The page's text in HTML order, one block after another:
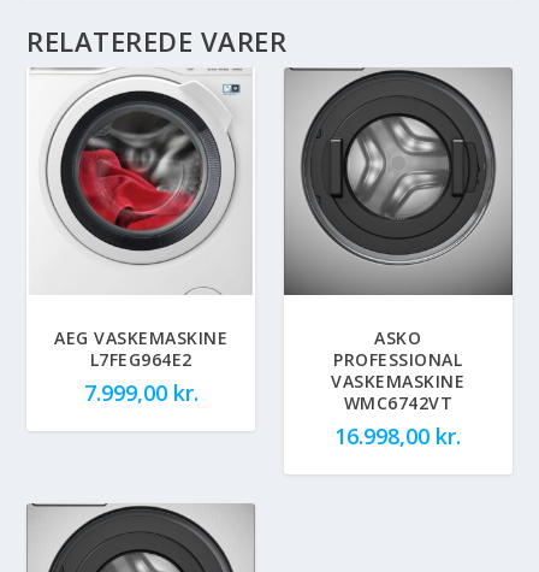
RELATEREDE VARER
AEG VASKEMASKINE
L7FEG964E2
7.999,00 kr.
ASKO
PROFESSIONAL
VASKEMASKINE
WMC6742VT
16.998,00 kr.